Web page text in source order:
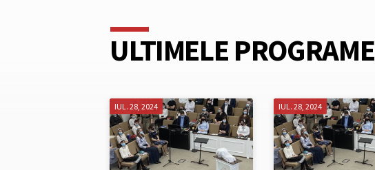
ULTIMELE PROGRAME
IUL. 28, 2024 IUL. 28, 2024